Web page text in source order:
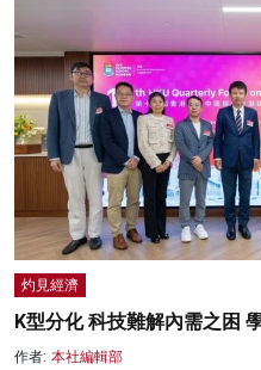
灼見經濟
K型分化 科技難解內需之困
作者: 本社編輯部